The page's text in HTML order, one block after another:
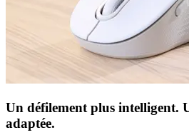
Un défilement plus intelligent.
adaptée.